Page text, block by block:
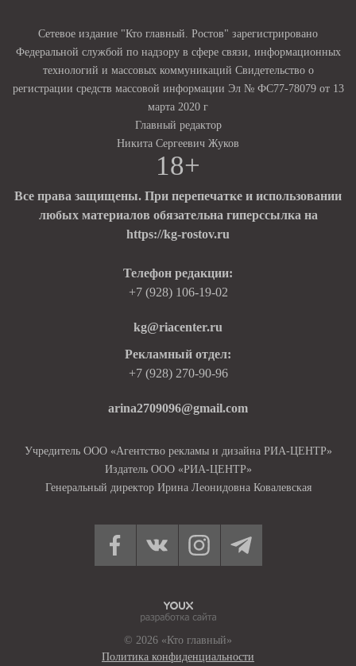
Сетевое издание "Кто главный. Ростов" зарегистрировано
Федеральной службой по надзору в сфере связи, информационных
технологий и массовых коммуникаций Свидетельство о
регистрации средств массовой информации Эл № ФС77-78079 от 13
марта 2020 г
Главный редактор
Никита Сергеевич Жуков
18+
Все права защищены. При перепечатке и использовании
любых материалов обязательна гиперссылка на
https://kg-rostov.ru
Телефон редакции:
+7 (928) 106-19-02
kg@riacenter.ru
Рекламный отдел:
+7 (928) 270-90-96
arina2709096@gmail.com
Учредитель ООО «Агентство рекламы и дизайна РИА-ЦЕНТР»
Издатель ООО «РИА-ЦЕНТР»
Генеральный директор Ирина Леонидовна Ковалевская
© 2026 «Кто главный»
Политика конфиденциальности